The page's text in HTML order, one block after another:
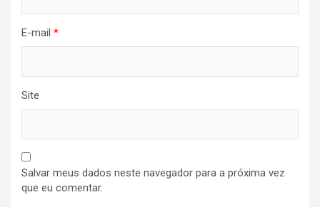
E-mail *
Site
Salvar meus dados neste navegador para a próxima vez
que eu comentar.